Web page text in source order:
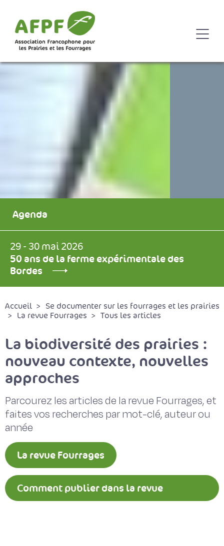
Agenda
29 - 30 mai 2026
50 ans de la ferme expérimentale des
Bordes
Accueil
Se documenter sur les fourrages et les prairies
La revue Fourrages
Tous les articles
La biodiversité des prairies :
nouveau contexte, nouvelles
approches
Parcourez les articles de la revue Fourrages, et
faites vos recherches par mot-clé, auteur ou
année
La revue Fourrages
Comment publier dans la revue